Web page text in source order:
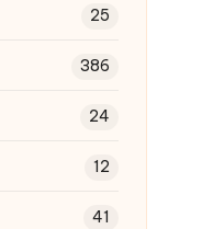
25
386
24
12
41